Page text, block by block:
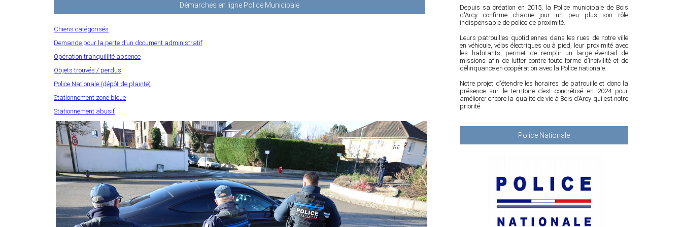
Démarches en ligne Police Municipale
Chiens catégorisés
Demande pour la perte d’un document administratif
Opération tranquillité absence
Objets trouvés / perdus
Police Nationale (dépôt de plainte)
Stationnement zone bleue
Stationnement abusif
Depuis sa création en 2015, la Police municipale de Bois
d'Arcy confirme chaque jour un peu plus son rôle
indispensable de police de proximité.
Leurs patrouilles quotidiennes dans les rues de notre ville
en véhicule, vélos électriques ou à pied, leur proximité avec
les habitants, permet de remplir un large éventail de
missions afin de lutter contre toute forme d’incivilité et de
délinquance en coopération avec la Police nationale.
Notre projet d'étendre les horaires de patrouille et donc la
présence sur le territoire c’est concrétisé en 2024 pour
améliorer encore la qualité de vie à Bois d’Arcy qui est notre
priorité.
Police Nationale